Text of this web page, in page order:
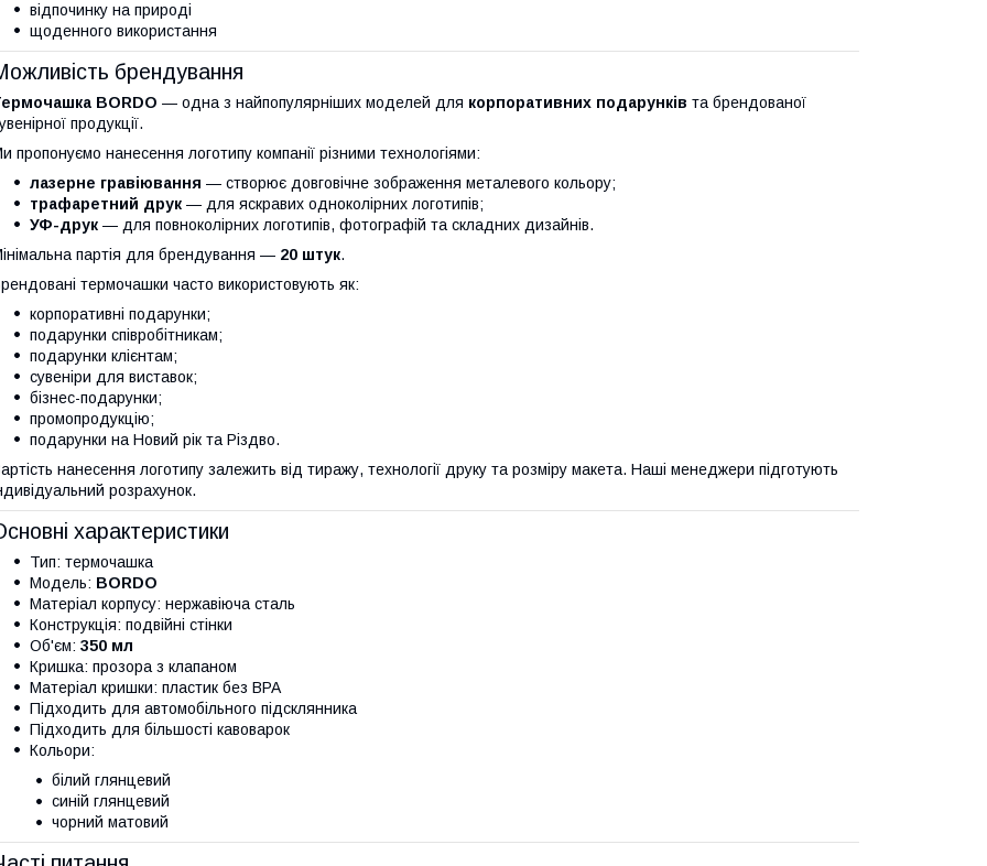
відпочинку на природі
щоденного використання
брендування
BORDO — одна з найпопулярніших моделей для корпоративних подарунків та брендованої
продукції.
пропонуємо нанесення логотипу компанії різними технологіями:
лазерне гравіювання — створює довговічне зображення металевого кольору;
трафаретний друк — для яскравих одноколірних логотипів;
УФ-друк — для повноколірних логотипів, фотографій та складних дизайнів.
партія для брендування — 20 штук.
термочашки часто використовують як:
корпоративні подарунки;
подарунки співробітникам;
подарунки клієнтам;
сувеніри для виставок;
бізнес-подарунки;
промопродукцію;
подарунки на Новий рік та Різдво.
нанесення логотипу залежить від тиражу, технології друку та розміру макета. Наші менеджери підготують
розрахунок.
характеристики
Тип: термочашка
Модель: BORDO
Матеріал корпусу: нержавіюча сталь
Конструкція: подвійні стінки
Об'єм: 350 мл
Кришка: прозора з клапаном
Матеріал кришки: пластик без BPA
Підходить для автомобільного підсклянника
Підходить для більшості кавоварок
Кольори:
білий глянцевий
синій глянцевий
чорний матовий